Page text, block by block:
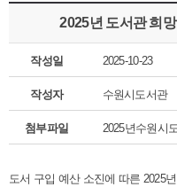
2025년 도서관 희
작성일 2025-10-23
작성자 수원시도서관
첨부파일 2025년수원시
도서 구입 예산 소진에 따른 2025